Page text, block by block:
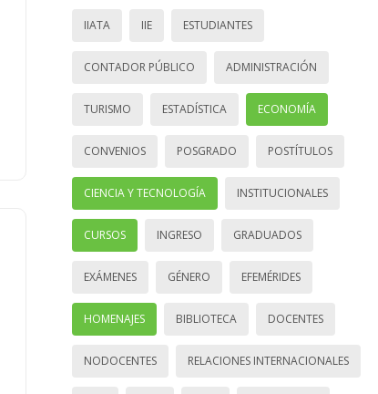
IIATA IIE ESTUDIANTES
CONTADOR PÚBLICO ADMINISTRACIÓN
TURISMO ESTADÍSTICA ECONOMÍA
CONVENIOS POSGRADO POSTÍTULOS
CIENCIA Y TECNOLOGÍA INSTITUCIONALES
CURSOS INGRESO GRADUADOS
EXÁMENES GÉNERO EFEMÉRIDES
HOMENAJES BIBLIOTECA DOCENTES
NODOCENTES RELACIONES INTERNACIONALES